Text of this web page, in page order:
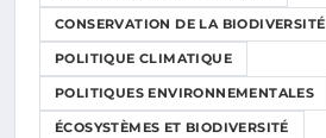
CONSERVATION DE LA BIODIVERSITÉ
POLITIQUE CLIMATIQUE
POLITIQUES ENVIRONNEMENTALES
ÉCOSYSTÈMES ET BIODIVERSITÉ